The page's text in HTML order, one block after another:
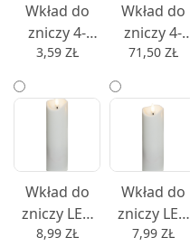
Wkład do
zniczy 4-
dniowy
dni - 1 szt.
3,59 ZŁ
Wkład do
zniczy 4-
dniowy
dni - 22 szt.
71,50 ZŁ
Wkład do
zniczy LED
świeca WAX
8,99 ZŁ
Wkład do
zniczy LED
świeca WAX
7,99 ZŁ